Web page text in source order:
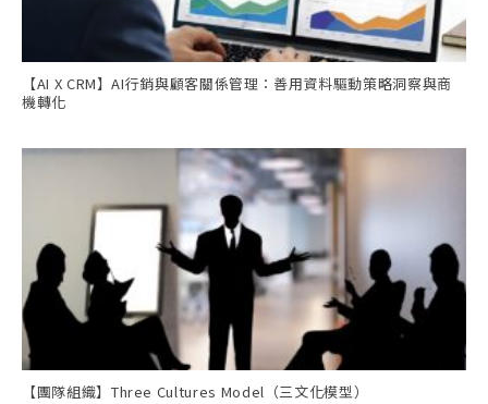
【AI X CRM】AI行銷與顧客關係管理：善用資料驅動策略洞察與商
機轉化
【團隊組織】Three Cultures Model（三文化模型）